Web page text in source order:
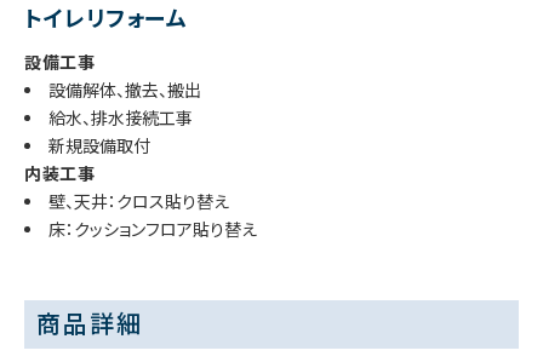
トイレリフォーム
設備工事
設備解体、撤去、搬出
給水、排水接続工事
新規設備取付
内装工事
壁、天井：クロス貼り替え
床：クッションフロア貼り替え
商品詳細